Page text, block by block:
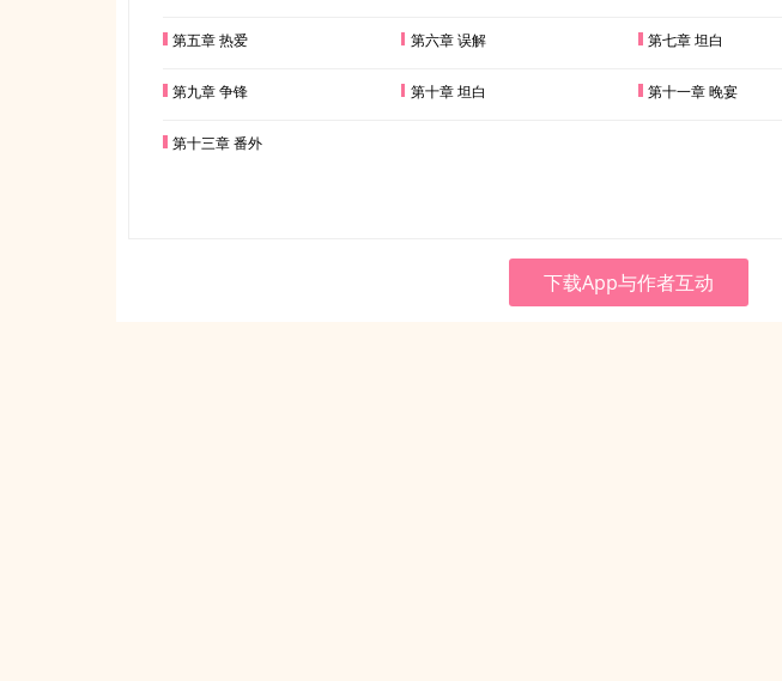
第五章 热爱 第六章 误解 第七章 坦白
第九章 争锋 第十章 坦白 第十一章 晚宴
第十三章 番外
下载App与作者互动